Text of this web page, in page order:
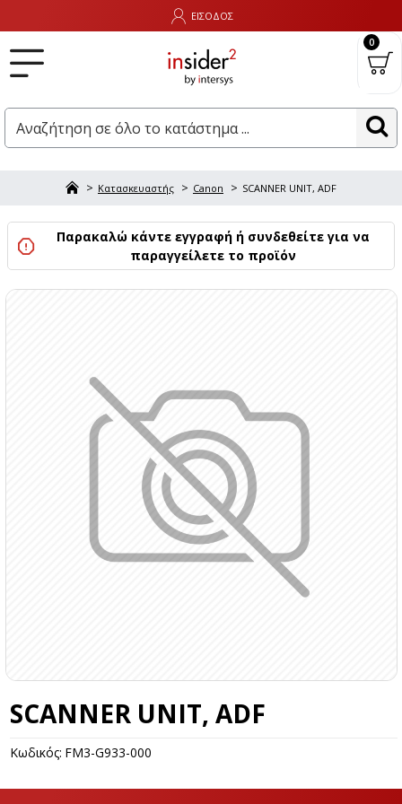
ΕΙΣΟΔΟΣ
0
Κατασκευαστής Canon SCANNER UNIT, ADF
Παρακαλώ κάντε εγγραφή ή συνδεθείτε για να
παραγγείλετε το προϊόν
SCANNER UNIT, ADF
Κωδικός: FM3-G933-000